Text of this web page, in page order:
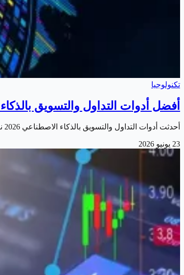
تكنولوجيا
أفضل أدوات التداول والتسويق بالذكاء الاصطناعي
أحدثت أدوات التداول والتسويق بالذكاء الاصطناعي 2026 نقلة نوعية في طريقة عمل المتداولين والشركات في المنطقة العربية. فمن تحليل الأسواق إلى إدارة الحملات…
23 يونيو 2026